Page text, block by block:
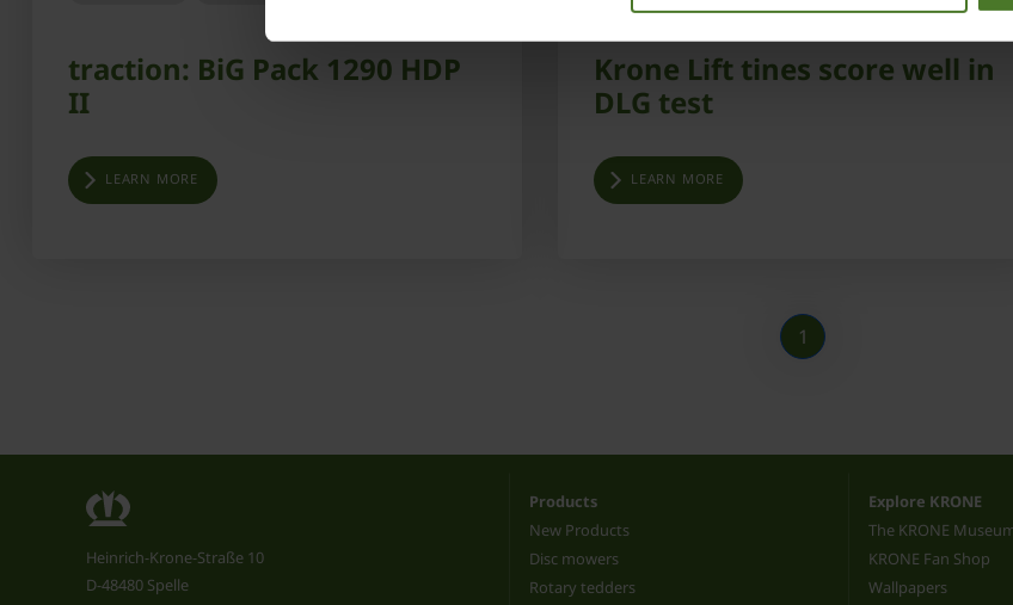
traction: BiG Pack 1290 HDP
II
LEARN MORE
Krone Lift tines score well in
DLG test
LEARN MORE
1
Heinrich-Krone-Straße 10
D-48480 Spelle
Products
New Products
Disc mowers
Rotary tedders
Explore KRONE
The KRONE
KRONE Fan Shop
Wallpapers